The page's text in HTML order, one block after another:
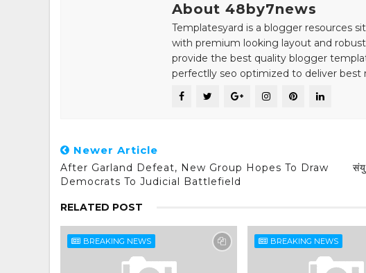
About 48by7news
Templatesyard is a blogger resources
with premium looking layout and
provide the best quality blogger
perfectlly seo optimized to deliver best
Newer Article
After Garland Defeat, New Group Hopes To Draw
Democrats To Judicial Battlefield
RELATED POST
BREAKING NEWS BREAKING NEWS